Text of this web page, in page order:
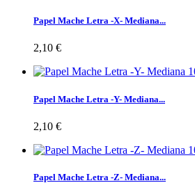
Papel Mache Letra -X- Mediana...
2,10 €
Papel Mache Letra -Y- Mediana...
2,10 €
Papel Mache Letra -Z- Mediana...